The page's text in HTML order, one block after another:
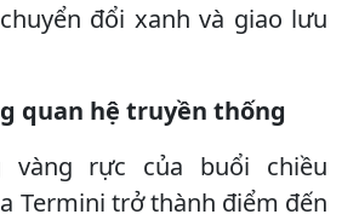
đổi xanh và giao lưu
quan hệ truyền thống
vàng rực của buổi chiều
Termini trở thành điểm đến